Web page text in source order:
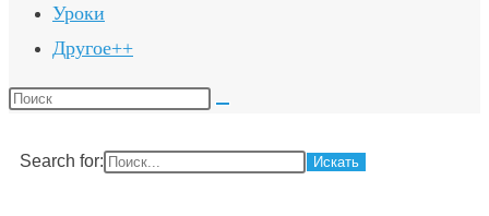
Уроки
Другое++
Поиск
сайте
Search for: